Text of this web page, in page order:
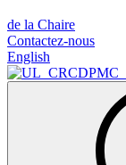
de la Chaire
Contactez-nous
English